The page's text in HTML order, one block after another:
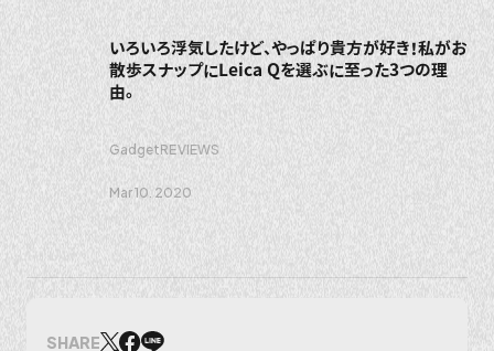
いろいろ浮気したけど、やっぱり貴方が好き！私がお
散歩スナップにLeica Qを選ぶに至った3つの理
由。
GadgetREVIEWS
Mar 10. 2020
SHARE